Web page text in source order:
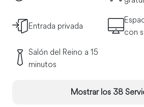
Entrada privada
con
Salón del Reino a 15
minutos
Mostrar los 38